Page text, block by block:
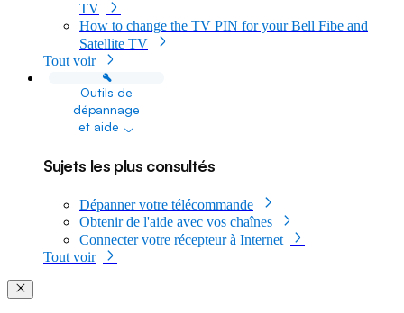
TV
How to change the TV PIN for your Bell Fibe and
Satellite TV
Tout voir
Outils de
dépannage
et aide
Sujets les plus consultés
Dépanner votre télécommande
Obtenir de l'aide avec vos chaînes
Connecter votre récepteur à Internet
Tout voir
Close modal